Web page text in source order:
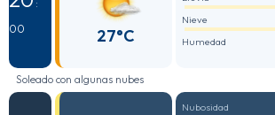
:
00
27°C
Nieve
Humedad
Soleado con algunas nubes
Nubosidad